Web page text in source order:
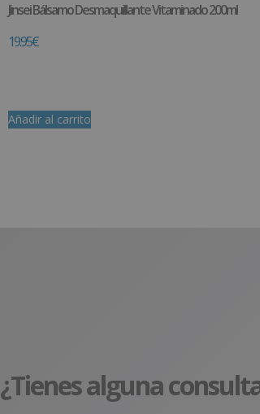
Jinsei Bálsamo Desmaquillante Vitaminado 200ml
19.95€
Añadir al carrito
¿Tienes alguna